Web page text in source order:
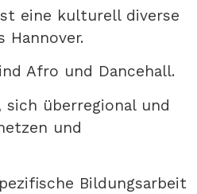
eine kulturell diverse
Hannover.
Afro und Dancehall.
sich überregional und
und
Bildungsarbeit